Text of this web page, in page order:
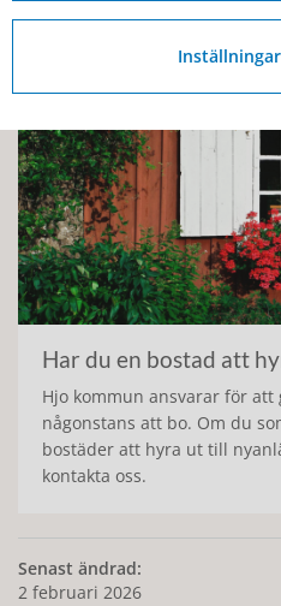
Har du en bostad att
Hjo kommun ansvarar för att
någonstans att bo. Om du
bostäder att hyra ut till
kontakta oss.
Senast ändrad:
2 februari 2026